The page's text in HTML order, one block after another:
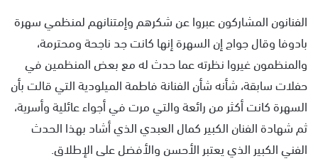
الفنانون المشاركون عبروا عن شكرهم وإمتنانهم لمنظمي سهرة
بادوفا وقال جواج إن السهرة إنها كانت جد ناجحة ومحترمة،
والمنظمون غيروا نظرته عما حدث له مع بعض المنظمين في
حفلات سابقة، شأنه شأن الفنانة فاطمة الميلودية التي قالت بأن
السهرة كانت أكثر من رائعة والتي مرت في أجواء عائلية وأسرية،
ثم شهادة الفنان الكبير كمال العبدي الذي أشاد بهذا الحدث
الفني الكبير الذي يعتبر الأحسن والأفضل على الإطلاق.